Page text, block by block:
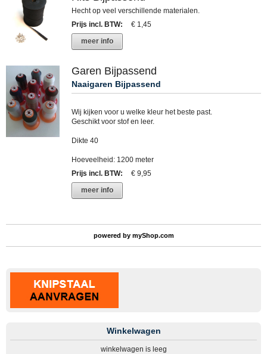
Hecht op veel verschillende materialen.
Prijs incl. BTW:
€ 1,45
meer info
Garen Bijpassend
Naaigaren Bijpassend
Wij kijken voor u welke kleur het beste past.
Geschikt voor stof en leer.
Dikte 40
Hoeveelheid: 1200 meter
Prijs incl. BTW:
€ 9,95
meer info
powered by myShop.com
Winkelwagen
winkelwagen is leeg